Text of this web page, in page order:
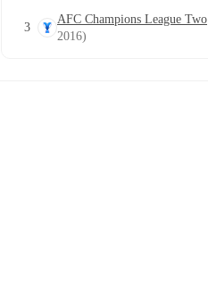
3
AFC Champions League Two
2016)